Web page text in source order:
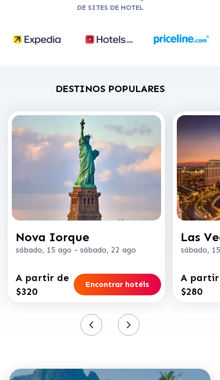
DE SITES DE HOTEL
DESTINOS POPULARES
Nova Iorque
sábado, 15 ago - sábado, 22 ago
A partir de
$320
Encontrar hotéis
Las
sábado,
A
$280